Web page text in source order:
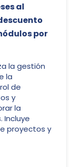
al
por
la gestión
la
de
y
la
Incluye
proyectos y